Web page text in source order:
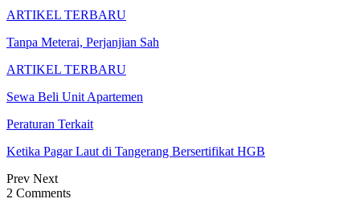
ARTIKEL TERBARU
Tanpa Meterai, Perjanjian Sah
ARTIKEL TERBARU
Sewa Beli Unit Apartemen
Peraturan Terkait
Ketika Pagar Laut di Tangerang Bersertifikat HGB
Prev Next
2 Comments